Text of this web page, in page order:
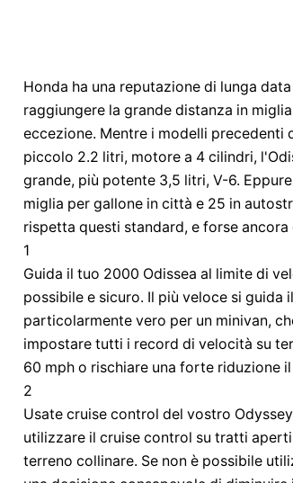
Honda ha una reputazione di lunga
raggiungere la grande distanza in
eccezione. Mentre i modelli precedenti
piccolo 2.2 litri, motore a 4 cilindri,
grande, più potente 3,5 litri, V-6.
miglia per gallone in città e 25 in
rispetta questi standard, e forse
1
Guida il tuo 2000 Odissea al limite di
possibile e sicuro. Il più veloce si guida
particolarmente vero per un minivan,
impostare tutti i record di velocità su
60 mph o rischiare una forte riduzione
2
Usate cruise control del vostro
utilizzare il cruise control su tratti
terreno collinare. Se non è possibile